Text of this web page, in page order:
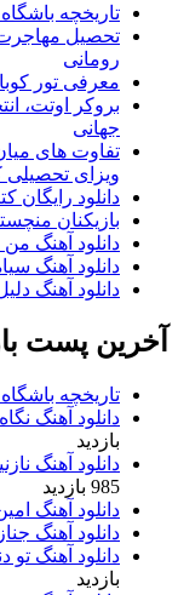
تاریخچه
تحصیل
رومانی
معرفی تور
بروکر اوتت،
جهانی
تفاوت های
ویزای تحصیلی
دانلود رایگان
بازیکنان
دانلود آهنگ
دانلود آهنگ
دانلود آهنگ
آخرین پست
تاریخچه
دانلود آهنگ
بازدید
دانلود آهنگ
985 بازدید
دانلود آهنگ
دانلود آهنگ
دانلود آهنگ
بازدید